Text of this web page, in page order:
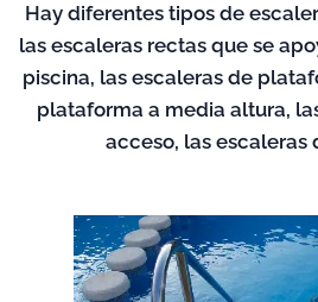
Hay diferentes tipos de
las escaleras rectas que se
piscina, las escaleras de
plataforma a media altura,
acceso, las escaleras